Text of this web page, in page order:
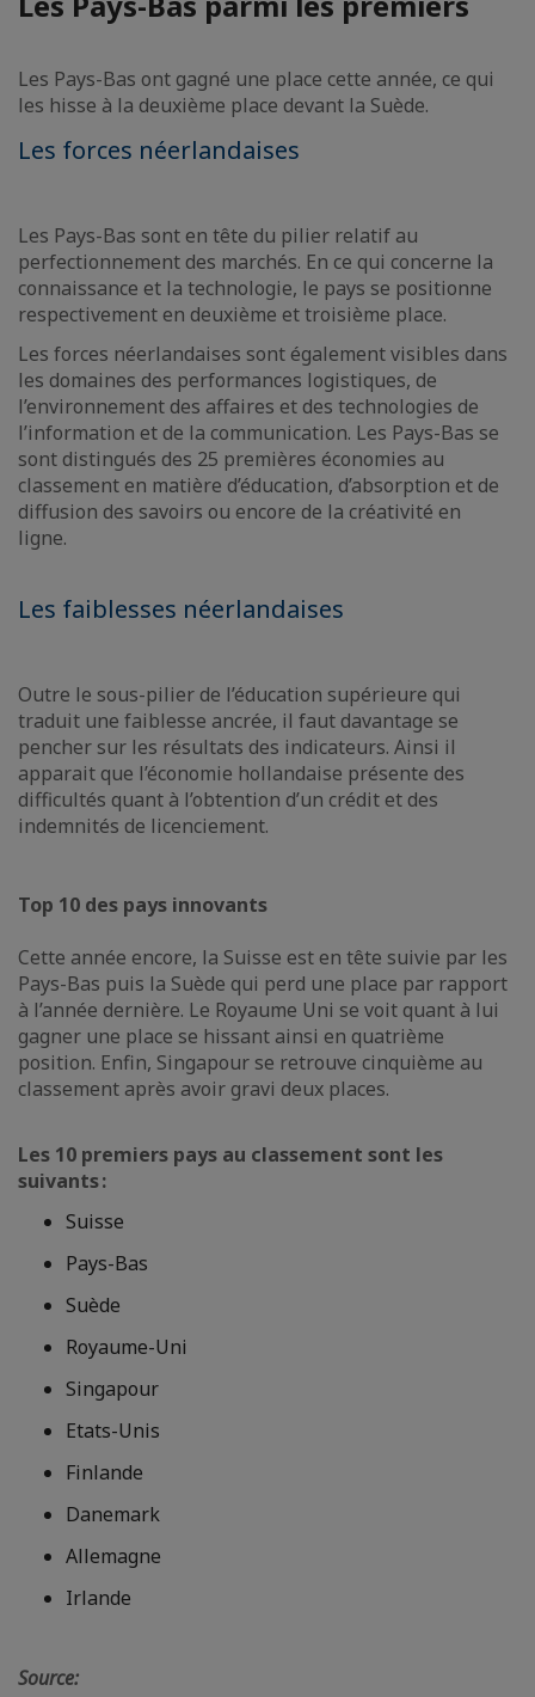
Les Pays-Bas ont gagné une place cette année, ce qui
les hisse à la deuxième place devant la Suède.
Les forces néerlandaises
Les Pays-Bas sont en tête du pilier relatif au
perfectionnement des marchés. En ce qui concerne la
connaissance et la technologie, le pays se positionne
respectivement en deuxième et troisième place.
Les forces néerlandaises sont également visibles dans
les domaines des performances logistiques, de
l’environnement des affaires et des technologies de
l’information et de la communication. Les Pays-Bas se
sont distingués des 25 premières économies au
classement en matière d’éducation, d’absorption et de
diffusion des savoirs ou encore de la créativité en
ligne.
Les faiblesses néerlandaises
Outre le sous-pilier de l’éducation supérieure qui
traduit une faiblesse ancrée, il faut davantage se
pencher sur les résultats des indicateurs. Ainsi il
apparait que l’économie hollandaise présente des
difficultés quant à l’obtention d’un crédit et des
indemnités de licenciement.
Top 10 des pays innovants
Cette année encore, la Suisse est en tête suivie par les
Pays-Bas puis la Suède qui perd une place par rapport
à l’année dernière. Le Royaume Uni se voit quant à lui
gagner une place se hissant ainsi en quatrième
position. Enfin, Singapour se retrouve cinquième au
classement après avoir gravi deux places.
Les 10 premiers pays au classement sont les
suivants :
Suisse
Pays-Bas
Suède
Royaume-Uni
Singapour
Etats-Unis
Finlande
Danemark
Allemagne
Irlande
Source: